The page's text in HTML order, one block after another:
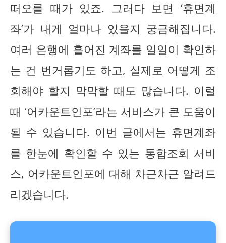
떠오를 때가 있죠. 그러다 보면 ‘휴면계
좌’가 내게 얼마나 있을지 궁금해집니다.
여러 은행에 흩어진 계좌를 일일이 확인하
는 건 번거롭기도 하고, 실제로 어떻게 조
회해야 할지 막막할 때도 많습니다. 이럴
때 ‘어카운트인포’라는 서비스가 큰 도움이
될 수 있습니다. 이번 글에서는 휴면계좌
를 한눈에 확인할 수 있는 통합조회 서비
스, 어카운트인포에 대해 차근차근 알려드
리겠습니다.